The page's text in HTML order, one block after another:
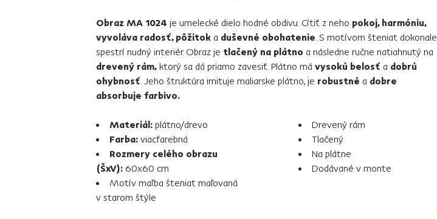
Obraz MA 1024 je umelecké dielo hodné obdivu. Cítiť z neho pokoj, harmóniu,
vyvoláva radosť, pôžitok a duševné obohatenie . S motívom šteniat dokonale
spestrí nudný interiér. Obraz je tlačený na plátno a následne ručne natiahnutý na
drevený rám, ktorý sa dá priamo zavesiť. Plátno má vysokú belosť a dobrú
ohybnosť . Jeho štruktúra imituje maliarske plátno, je robustné a dobre
absorbuje farbivo.
Materiál: plátno/drevo
Farba: viacfarebná
Rozmery celého obrazu
(ŠxV): 60x60 cm
Motív maľba šteniat maľovaná
v starom štýle
Drevený rám
Tlačený
Na plátne
Dodávané v monte